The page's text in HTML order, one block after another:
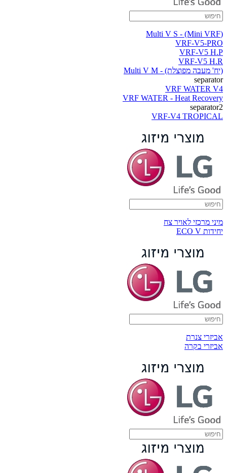
(Multi V S - (Mini VRF
VRF-V5-PRO
VRF-V5 H.P
VRF-V5 H.R
(יח' מעבה מפוצלת) - Multi V M
separator
VRF WATER V4
VRF WATER - Heat Recovery
separator2
VRF-V4 TROPICAL
מיני מרכזי לאויר צח
יחידות ECO V
אביזרי צנרת
אביזרי בקרה